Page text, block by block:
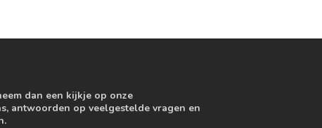
dan een kijkje op onze
antwoorden op veelgestelde vragen en